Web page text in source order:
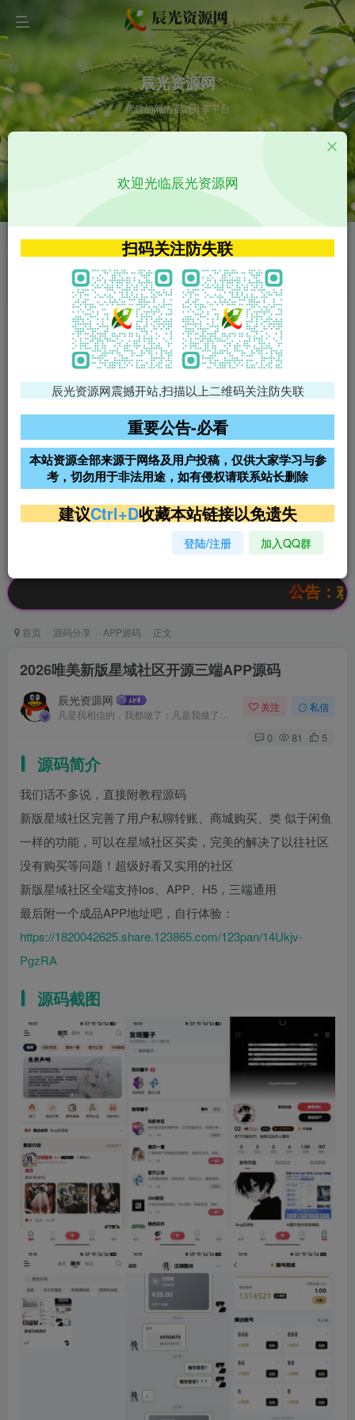
辰光资源网
优质的网络资源分享平台
VIP特权介绍 APP源码
VIP特权介绍
火
VIP特权介绍
影视源码
影视源码
免费领支付宝红包
腾讯轻量4核4G3M服务器38元/
阿里云2核2G200M服务器68元/
年
雨云高防免备案服务器
超低价文字广告位招租 超低价文字广告位招租
超低价文字广告位招租
公告：欢迎访
首页 源码分享 APP源码 正文
2026唯美新版星域社区开源三端APP源码
辰光资源网 关注 私信
0 81 5
源码简介
我们话不多说，直接附教程源码
新版星域社区完善了用户私聊转账、商城购买、类 似于闲鱼
一样的功能，可以在星域社区买卖，完美的解决了以往社区
没有购买等问题！超级好看又实用的社区
新版星域社区全端支持Ios、APP、H5，三端通用
最后附一个成品APP地址吧，自行体验：
https://1820042625.share.123865.com/123pan/14Ukjv-
PgzRA
源码截图
欢迎光临辰光资源网
扫码关注防失联
辰光资源网震撼开站,扫描以上二维码关注防失联
重要公告-必看
本站资源全部来源于网络及用户投稿，仅供大家学习与参
考，切勿用于非法用途，如有侵权请联系站长删除
建议Ctrl+D收藏本站链接以免遗失
登陆/注册 加入QQ群